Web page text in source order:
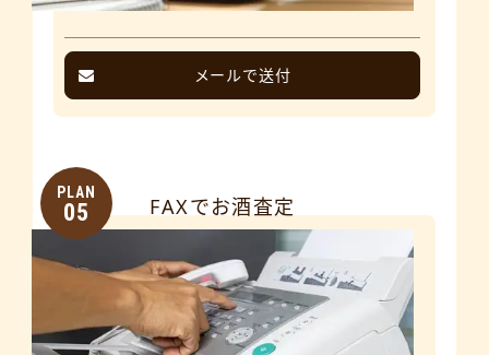
メールで送付
PLAN
05 FAXでお酒査定